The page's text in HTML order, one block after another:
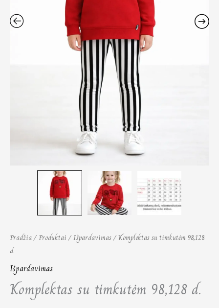
Pradžia/ Produktai/Išpardavimas/ Komplektas su timkutėm 98,128
d.
Išpardavimas
Komplektas su timkutėm 98,128 d.